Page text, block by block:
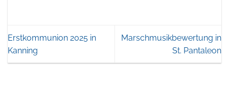
Erstkommunion 2025 in
Kanning
Marschmusikbewertung in
St. Pantaleon